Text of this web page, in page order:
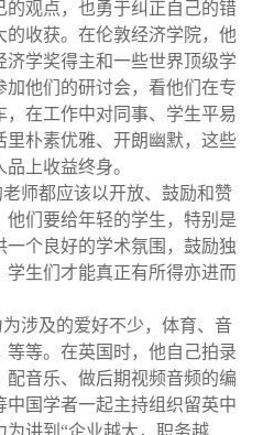
的观点，也勇于纠正自己的错
的收获。在伦敦经济学院，他
学奖得主和一些世界顶级学
加他们的研讨会，看他们在专
，在工作中对同事、学生平易
里朴素优雅、开朗幽默，这些
上收益终身。
师都应该以开放、鼓励和赞
他们要给年轻的学生，特别是
一个良好的学术氛围，鼓励独
学生们才能真正有所得亦进而
涉及的爱好不少，体育、音
等等。在英国时，他自己拍录
音乐、做后期视频音频的编
国学者一起主持组织留英中
为讲到“企业越大，职务越